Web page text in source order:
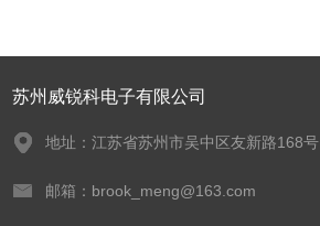
苏州威锐科电子有限公司
地址：江苏省苏州市吴中区友新路168号
邮箱：brook_meng@163.com